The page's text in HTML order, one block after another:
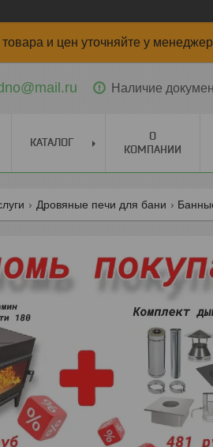
и цен уточняйте у
Наличие
КАТАЛОГ
О
КОМПАНИИ
Дровяные печи для бани